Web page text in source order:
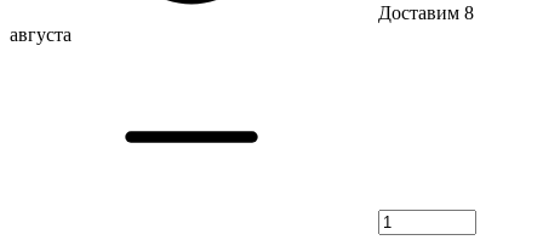
Доставим 8
августа